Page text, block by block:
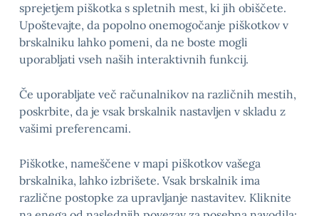
sprejetjem piškotka s spletnih mest, ki jih obiščete.
Upoštevajte, da popolno onemogočanje piškotkov v
brskalniku lahko pomeni, da ne boste mogli
uporabljati vseh naših interaktivnih funkcij.
Če uporabljate več računalnikov na različnih mestih,
poskrbite, da je vsak brskalnik nastavljen v skladu z
vašimi preferencami.
Piškotke, nameščene v mapi piškotkov vašega
brskalnika, lahko izbrišete. Vsak brskalnik ima
različne postopke za upravljanje nastavitev. Kliknite